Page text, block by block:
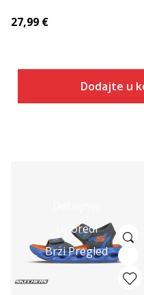
27,99 €
Dodajte u
Uporedi
Brzi Pregled